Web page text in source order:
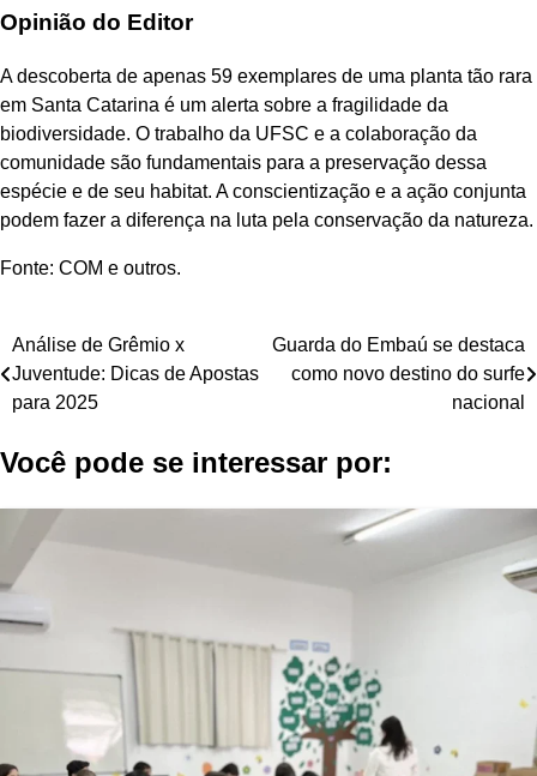
Opinião do Editor
A descoberta de apenas 59 exemplares de uma planta tão rara
em Santa Catarina é um alerta sobre a fragilidade da
biodiversidade. O trabalho da UFSC e a colaboração da
comunidade são fundamentais para a preservação dessa
espécie e de seu habitat. A conscientização e a ação conjunta
podem fazer a diferença na luta pela conservação da natureza.
Fonte: COM e outros.
Navegação
de
Análise de Grêmio x
Juventude: Dicas de Apostas
para 2025
Guarda do Embaú se destaca
como novo destino do surfe
nacional
Você pode se interessar por: